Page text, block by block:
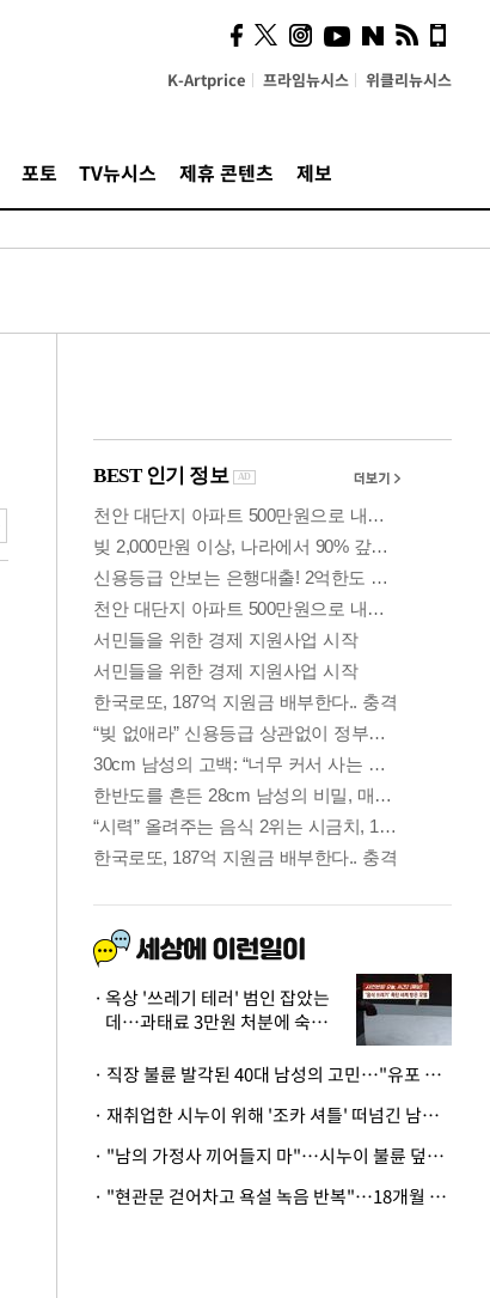
K-Artprice 프라임뉴시스 위클리뉴시스
포토 TV뉴시스 제휴 콘텐츠 제보
의견, 국토부·LH에 충실히
전달할 것"
옥상 '쓰레기 테러' 범인 잡았는
데…과태료 3만원 처분에 숙박업
· 직장 불륜 발각된 40대 남성의 고민…"유포 동료 명예훼손·협박죄 고소 가능할까"
· 재취업한 시누이 위해 '조카 셔틀' 떠넘긴 남편…아내 "난 못한다"
· "남의 가정사 끼어들지 마"…시누이 불륜 덮으려는 남편에 억울한 아내
· "현관문 걷어차고 욕설 녹음 반복"…18개월 아기 키우는 집 뒤흔든 '앞집의 비극'